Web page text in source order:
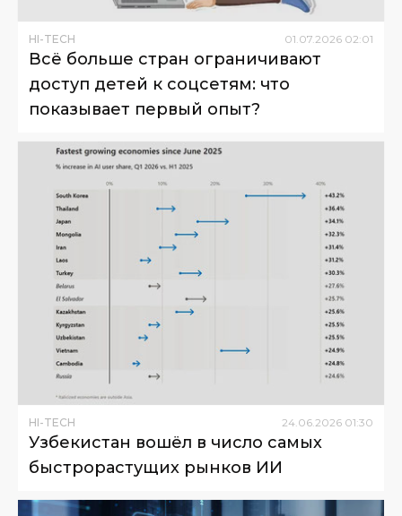
HI-TECH 01.07.2026 02:01
Всё больше стран ограничивают
доступ детей к соцсетям: что
показывает первый опыт?
HI-TECH 24.06.2026 01:30
Узбекистан вошёл в число самых
быстрорастущих рынков ИИ